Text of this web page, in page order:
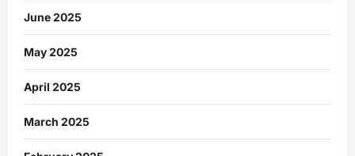
June 2025
May 2025
April 2025
March 2025